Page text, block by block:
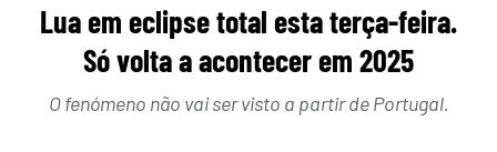
Lua em eclipse total esta terça-feira.
Só volta a acontecer em 2025
O fenómeno não vai ser visto a partir de Portugal.